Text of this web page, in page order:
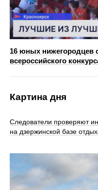
16 юных нижегородцев
всероссийского
Картина дня
Следователи проверяют
на дзержинской базе